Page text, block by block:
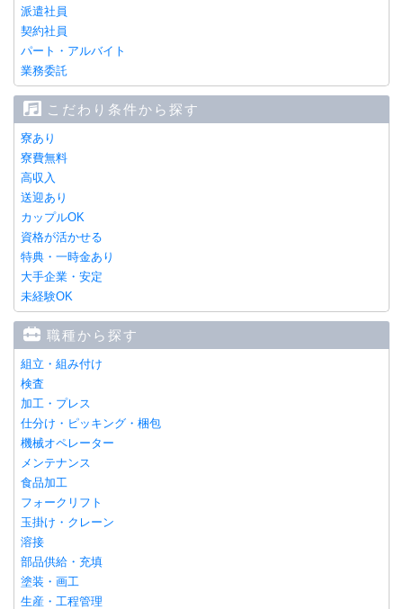
派遣社員
契約社員
パート・アルバイト
業務委託
こだわり条件から探す
寮あり
寮費無料
高収入
送迎あり
カップルOK
資格が活かせる
特典・一時金あり
大手企業・安定
未経験OK
職種から探す
組立・組み付け
検査
加工・プレス
仕分け・ピッキング・梱包
機械オペレーター
メンテナンス
食品加工
フォークリフト
玉掛け・クレーン
溶接
部品供給・充填
塗装・画工
生産・工程管理